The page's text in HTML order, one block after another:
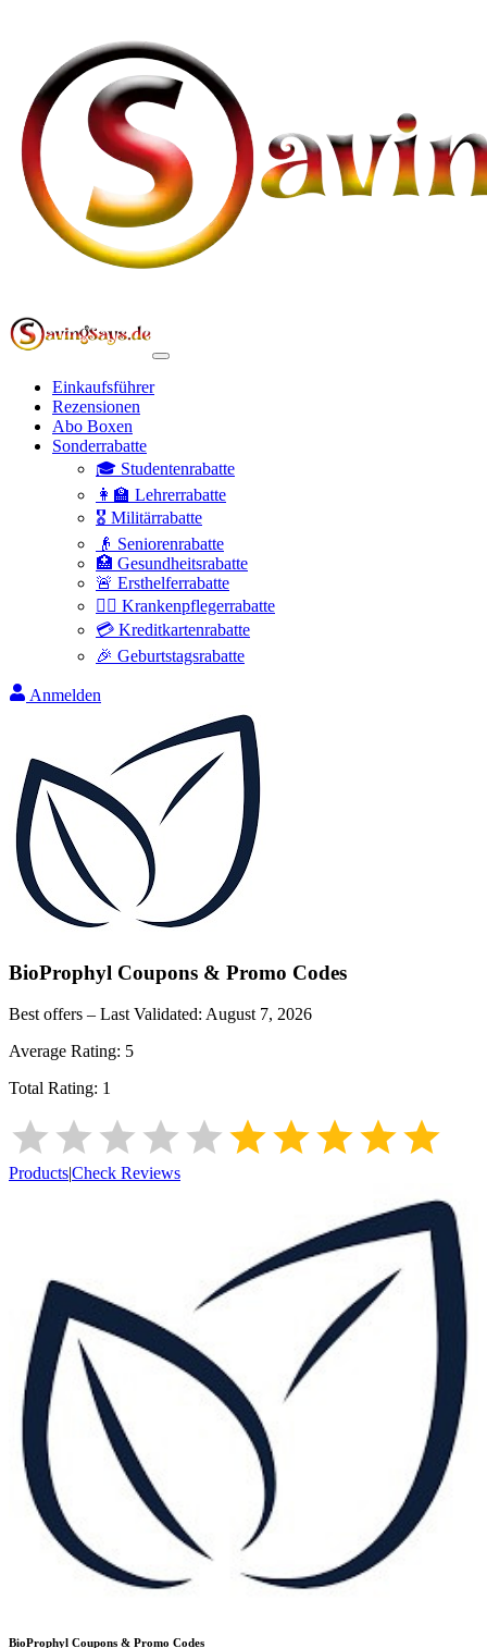
Einkaufsführer
Rezensionen
Abo Boxen
Sonderrabatte
🎓 Studentenrabatte
👩‍🏫 Lehrerrabatte
🎖️ Militärrabatte
👴 Seniorenrabatte
🏥 Gesundheitsrabatte
🚨 Ersthelferrabatte
👩‍⚕️ Krankenpflegerrabatte
💳 Kreditkartenrabatte
🎉 Geburtstagsrabatte
Anmelden
BioProphyl Coupons & Promo Codes
Best offers – Last Validated: August 7, 2026
Average Rating: 5
Total Rating: 1
Products|Check Reviews
BioProphyl Coupons & Promo Codes